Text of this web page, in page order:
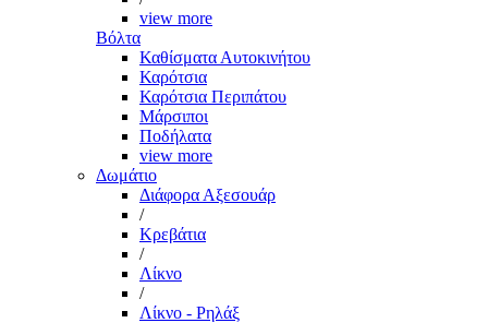
view more
Βόλτα
Καθίσματα Αυτοκινήτου
Καρότσια
Καρότσια Περιπάτου
Μάρσιποι
Ποδήλατα
view more
Δωμάτιο
Διάφορα Αξεσουάρ
/
Κρεβάτια
/
Λίκνο
/
Λίκνο - Ρηλάξ